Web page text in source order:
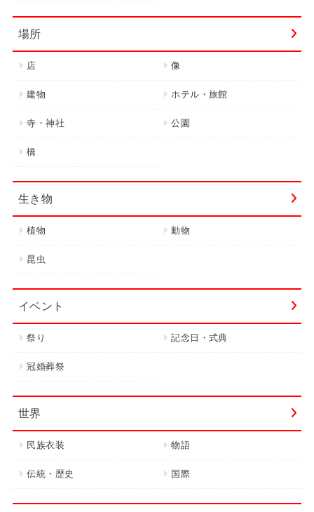
場所
店 像
建物 ホテル・旅館
寺・神社 公園
橋
生き物
植物 動物
昆虫
イベント
祭り 記念日・式典
冠婚葬祭
世界
民族衣装 物語
伝統・歴史 国際